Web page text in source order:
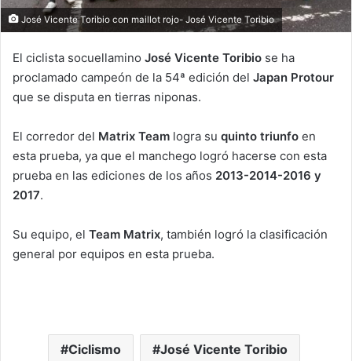
José Vicente Toribio con maillot rojo- José Vicente Toribio
El ciclista socuellamino José Vicente Toribio se ha
proclamado campeón de la 54ª edición del Japan Protour
que se disputa en tierras niponas.
El corredor del Matrix Team logra su quinto triunfo en
esta prueba, ya que el manchego logró hacerse con esta
prueba en las ediciones de los años 2013-2014-2016 y
2017.
Su equipo, el Team Matrix, también logró la clasificación
general por equipos en esta prueba.
Ciclismo José Vicente Toribio